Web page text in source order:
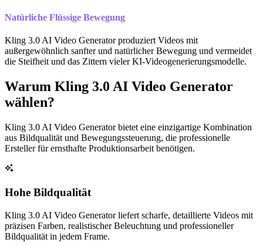
Natürliche Flüssige Bewegung
Kling 3.0 AI Video Generator produziert Videos mit
außergewöhnlich sanfter und natürlicher Bewegung und vermeidet
die Steifheit und das Zittern vieler KI-Videogenerierungsmodelle.
Warum Kling 3.0 AI Video Generator
wählen?
Kling 3.0 AI Video Generator bietet eine einzigartige Kombination
aus Bildqualität und Bewegungssteuerung, die professionelle
Ersteller für ernsthafte Produktionsarbeit benötigen.
Hohe Bildqualität
Kling 3.0 AI Video Generator liefert scharfe, detaillierte Videos mit
präzisen Farben, realistischer Beleuchtung und professioneller
Bildqualität in jedem Frame.